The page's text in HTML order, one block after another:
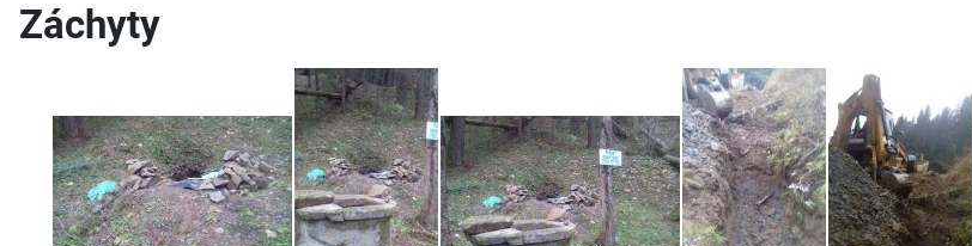
Záchyty